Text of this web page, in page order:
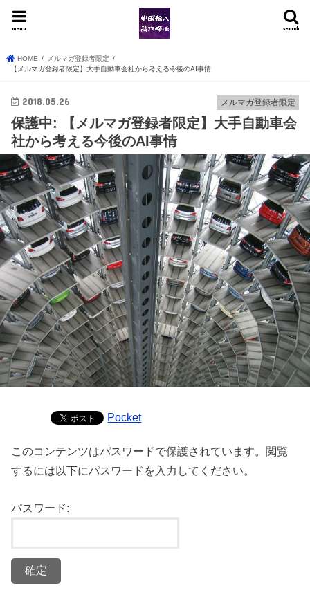
search
menu
HOME
メルマガ登録者限定
【メルマガ登録者限定】大手自動車会社から考える今後のAI事情
メルマガ登録者限定
2018.05.26
保護中: 【メルマガ登録者限定】大手自動車会
社から考える今後のAI事情
Pocket
このコンテンツはパスワードで保護されています。閲覧
するには以下にパスワードを入力してください。
パスワード: